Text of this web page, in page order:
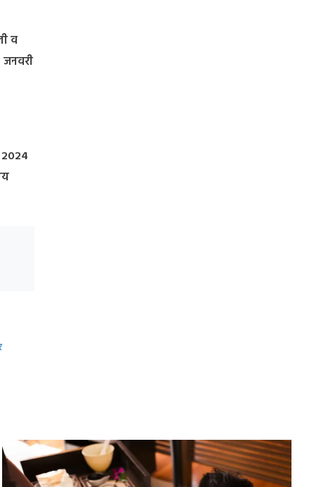
व
2024